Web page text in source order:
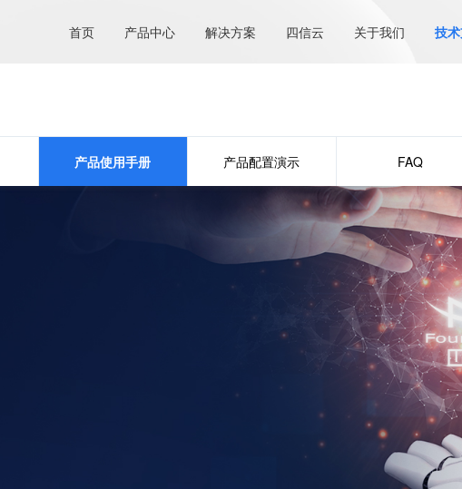
首页 产品中心 解决方案 四信云 关于我们 技
产品使用手册 产品配置演示 FAQ